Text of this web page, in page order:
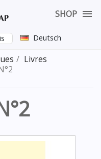
SHOP 
Deutsch
Livres